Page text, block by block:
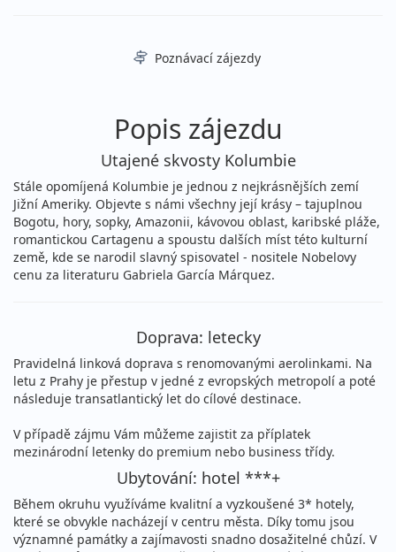
Poznávací zájezdy
Popis zájezdu
Utajené skvosty Kolumbie
Stále opomíjená Kolumbie je jednou z nejkrásnějších zemí
Jižní Ameriky. Objevte s námi všechny její krásy – tajuplnou
Bogotu, hory, sopky, Amazonii, kávovou oblast, karibské pláže,
romantickou Cartagenu a spoustu dalších míst této kulturní
země, kde se narodil slavný spisovatel - nositele Nobelovy
cenu za literaturu Gabriela García Márquez.
Doprava: letecky
Pravidelná linková doprava s renomovanými aerolinkami. Na
letu z Prahy je přestup v jedné z evropských metropolí a poté
následuje transatlantický let do cílové destinace.
V případě zájmu Vám můžeme zajistit za příplatek
mezinárodní letenky do premium nebo business třídy.
Ubytování: hotel ***+
Během okruhu využíváme kvalitní a vyzkoušené 3* hotely,
které se obvykle nacházejí v centru města. Díky tomu jsou
významné památky a zajímavosti snadno dosažitelné chůzí. V